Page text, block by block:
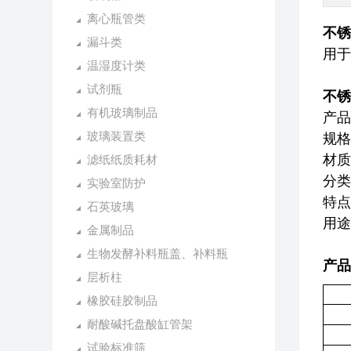
离心瓶管类
漏斗类
温湿度计类
试剂瓶
有机玻璃制品
玻璃装置类
滤纸纸质耗材
实验室防护
石英玻璃
金属制品
生物发酵补料瓶盖、补料瓶
层析柱
橡胶硅胶制品
耐酸碱托盘酸缸管架
试验标准筛
不
用
不
产
规
材
分
特
用
产